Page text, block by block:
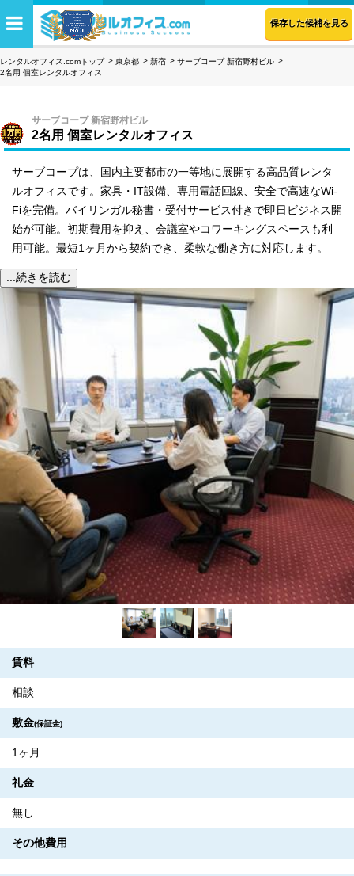
保存した候補を見る
レンタルオフィス.comトップ 東京都 新宿
サーブコープ 新宿野村ビル
2名用 個室レンタルオフィス
サーブコープ 新宿野村ビル
2名用 個室レンタルオフィス
サーブコープは、国内主要都市の一等地に展開する高品質レンタ
ルオフィスです。家具・IT設備、専用電話回線、安全で高速なWi-
Fiを完備。バイリンガル秘書・受付サービス付きで即日ビジネス開
始が可能。初期費用を抑え、会議室やコワーキングスペースも利
用可能。最短1ヶ月から契約でき、柔軟な働き方に対応します。
...続きを読む
賃料
相談
敷金(保証金)
1ヶ月
礼金
無し
その他費用